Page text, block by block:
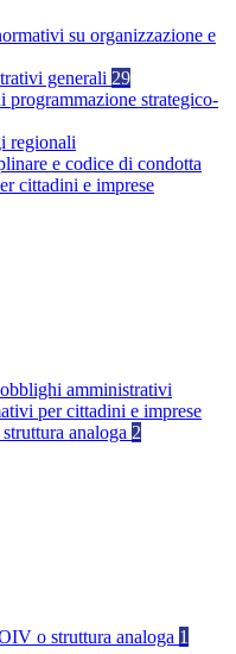
su organizzazione e
generali 29
programmazione strategico-
regionali
e codice di condotta
cittadini e imprese
amministrativi
per cittadini e imprese
analoga 2
o struttura analoga 1